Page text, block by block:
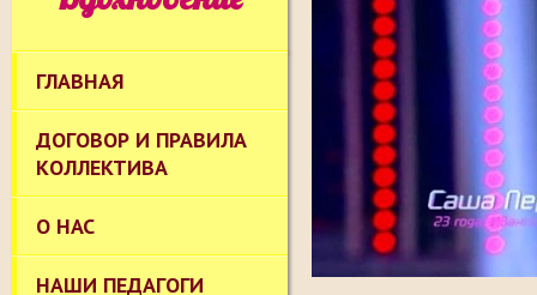
ГЛАВНАЯ
ДОГОВОР И ПРАВИЛА
КОЛЛЕКТИВА
О НАС
НАШИ ПЕДАГОГИ